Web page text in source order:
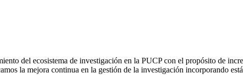
del ecosistema de investigación en la PUCP con el propósito de
la mejora continua en la gestión de la investigación incorporando